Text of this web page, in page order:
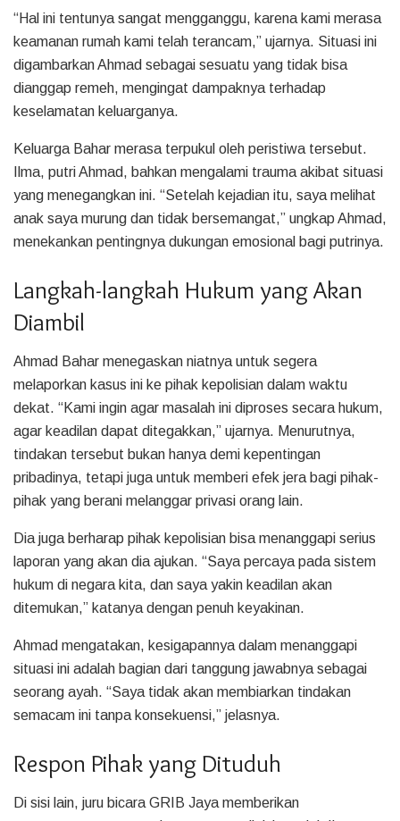
“Hal ini tentunya sangat mengganggu, karena kami merasa
keamanan rumah kami telah terancam,” ujarnya. Situasi ini
digambarkan Ahmad sebagai sesuatu yang tidak bisa
dianggap remeh, mengingat dampaknya terhadap
keselamatan keluarganya.
Keluarga Bahar merasa terpukul oleh peristiwa tersebut.
Ilma, putri Ahmad, bahkan mengalami trauma akibat situasi
yang menegangkan ini. “Setelah kejadian itu, saya melihat
anak saya murung dan tidak bersemangat,” ungkap Ahmad,
menekankan pentingnya dukungan emosional bagi putrinya.
Langkah-langkah Hukum yang Akan
Diambil
Ahmad Bahar menegaskan niatnya untuk segera
melaporkan kasus ini ke pihak kepolisian dalam waktu
dekat. “Kami ingin agar masalah ini diproses secara hukum,
agar keadilan dapat ditegakkan,” ujarnya. Menurutnya,
tindakan tersebut bukan hanya demi kepentingan
pribadinya, tetapi juga untuk memberi efek jera bagi pihak-
pihak yang berani melanggar privasi orang lain.
Dia juga berharap pihak kepolisian bisa menanggapi serius
laporan yang akan dia ajukan. “Saya percaya pada sistem
hukum di negara kita, dan saya yakin keadilan akan
ditemukan,” katanya dengan penuh keyakinan.
Ahmad mengatakan, kesigapannya dalam menanggapi
situasi ini adalah bagian dari tanggung jawabnya sebagai
seorang ayah. “Saya tidak akan membiarkan tindakan
semacam ini tanpa konsekuensi,” jelasnya.
Respon Pihak yang Dituduh
Di sisi lain, juru bicara GRIB Jaya memberikan